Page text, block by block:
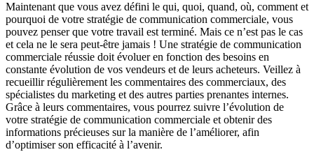
Maintenant que vous avez défini le qui, quoi, quand, où, comment et
pourquoi de votre stratégie de communication commerciale, vous
pouvez penser que votre travail est terminé. Mais ce n’est pas le cas
et cela ne le sera peut-être jamais ! Une stratégie de communication
commerciale réussie doit évoluer en fonction des besoins en
constante évolution de vos vendeurs et de leurs acheteurs. Veillez à
recueillir régulièrement les commentaires des commerciaux, des
spécialistes du marketing et des autres parties prenantes internes.
Grâce à leurs commentaires, vous pourrez suivre l’évolution de
votre stratégie de communication commerciale et obtenir des
informations précieuses sur la manière de l’améliorer, afin
d’optimiser son efficacité à l’avenir.